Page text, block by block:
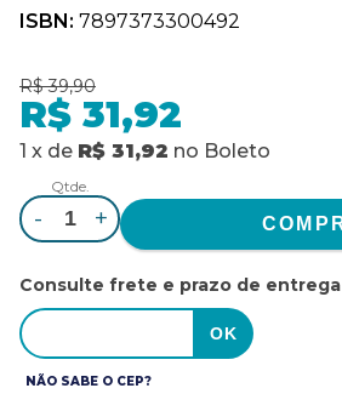
ISBN: 7897373300492
R$ 39,90
R$ 31,92
1 x de R$ 31,92 no Boleto
Qtde.
- +
Consulte frete e prazo de entrega
NÃO SABE O CEP?